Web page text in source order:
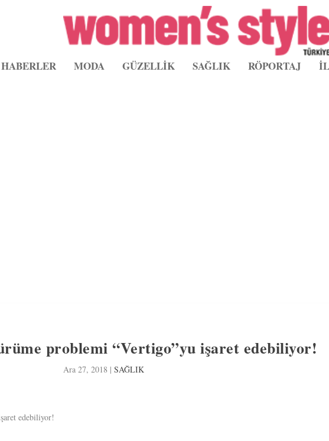
HABERLER MODA GÜZELLİK SAĞLIK RÖPORTAJ
problemi “Vertigo”yu işaret edebiliyor!
Ara 27, 2018 |SAĞLIK